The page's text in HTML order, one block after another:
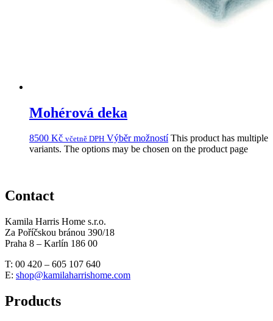
Mohérová deka
8500 Kč včetně DPH Výběr možností This product has multiple
variants. The options may be chosen on the product page
Contact
Kamila Harris Home s.r.o.
Za Poříčskou bránou 390/18
Praha 8 – Karlín 186 00
T: 00 420 – 605 107 640
E: shop@kamilaharrishome.com
Products